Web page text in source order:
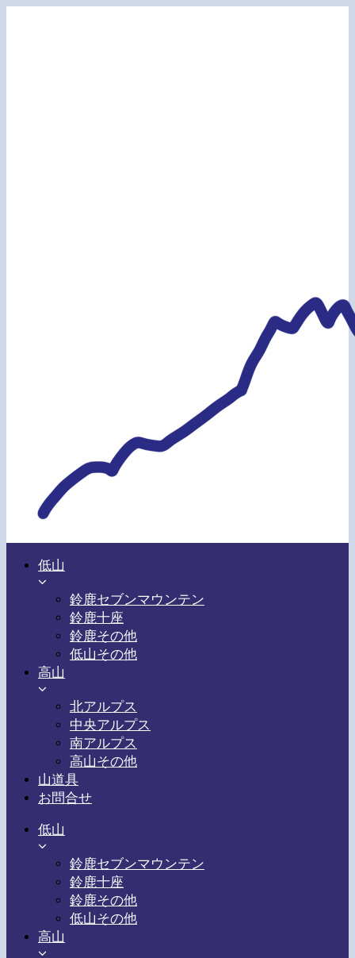
低山
鈴鹿セブンマウンテン
鈴鹿十座
鈴鹿その他
低山その他
高山
北アルプス
中央アルプス
南アルプス
高山その他
山道具
お問合せ
低山
鈴鹿セブンマウンテン
鈴鹿十座
鈴鹿その他
低山その他
高山